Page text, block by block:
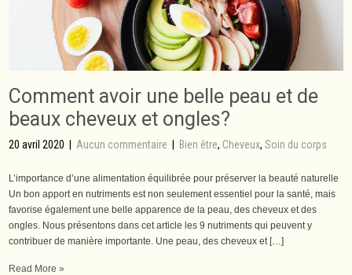
Comment avoir une belle peau et de
beaux cheveux et ongles?
20 avril 2020 Aucun commentaire Bien être, Cheveux,Soin du corps
L’importance d’une alimentation équilibrée pour préserver la beauté naturelle
Un bon apport en nutriments est non seulement essentiel pour la santé, mais
favorise également une belle apparence de la peau, des cheveux et des
ongles. Nous présentons dans cet article les 9 nutriments qui peuvent y
contribuer de manière importante. Une peau, des cheveux et […]
Read More »